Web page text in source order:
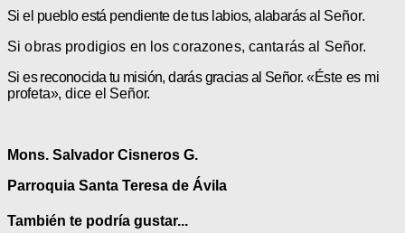
Si el pueblo está pendiente de tus labios, alabarás al Señor.
Si obras prodigios en los corazones, cantarás al Señor.
Si es reconocida tu misión, darás gracias al Señor. «Éste es mi
profeta», dice el Señor.
Mons. Salvador Cisneros G.
Parroquia Santa Teresa de Ávila
También te podría gustar...